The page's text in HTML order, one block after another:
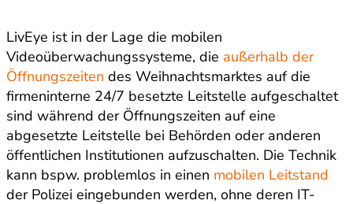
LivEye ist in der Lage die mobilen
Videoüberwachungssysteme, die außerhalb der
Öffnungszeiten des Weihnachtsmarktes auf die
firmeninterne 24/7 besetzte Leitstelle aufgeschaltet
sind während der Öffnungszeiten auf eine
abgesetzte Leitstelle bei Behörden oder anderen
öffentlichen Institutionen aufzuschalten. Die Technik
kann bspw. problemlos in einen mobilen Leitstand
der Polizei eingebunden werden, ohne deren IT-